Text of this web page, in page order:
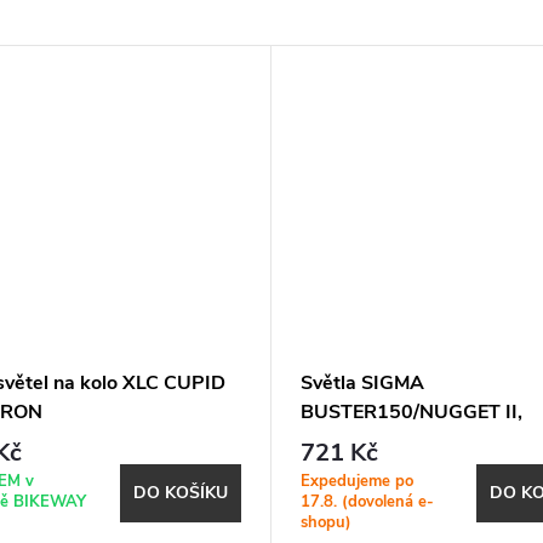
na kolo XLC CUPID
v
BIKEWAY
DO KOŠÍKU
Světla SIGMA
BUSTER150/NUGGET II,
přední+zadní
721 Kč
Expedujeme po
17.8. (dovolená e-
shopu)
DO